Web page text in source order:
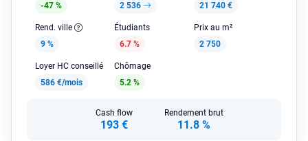
-47 %
2 536
21 740 €
Rend. ville
9 %
Étudiants
6.7 %
Prix au m²
2 750
Loyer HC conseillé
586 €/mois
Chômage
5.2 %
Cash flow
193 €
Rendement brut
11.8 %